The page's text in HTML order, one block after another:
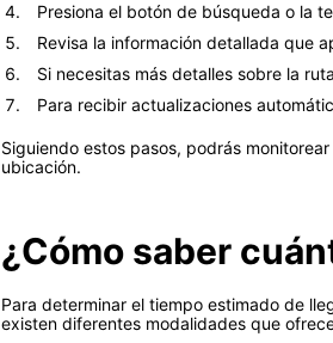
Presiona el botón de búsqueda o la
Revisa la información detallada que
Si necesitas más detalles sobre la
Para recibir actualizaciones
Siguiendo estos pasos, podrás
ubicación.
¿Cómo saber
Para determinar el tiempo estimado de
existen diferentes modalidades que